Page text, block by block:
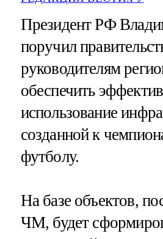
Президент РФ
поручил
руководителям
обеспечить
использование
созданной к
футболу.
На базе объектов,
ЧМ, будет